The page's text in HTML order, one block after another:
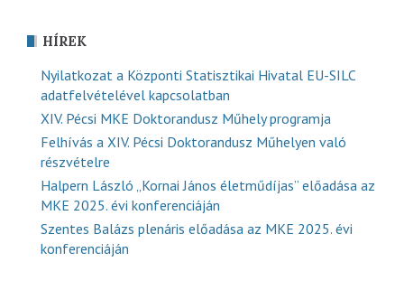
HÍREK
Nyilatkozat a Központi Statisztikai Hivatal EU-SILC
adatfelvételével kapcsolatban
XIV. Pécsi MKE Doktorandusz Műhely programja
Felhívás a XIV. Pécsi Doktorandusz Műhelyen való
részvételre
Halpern László „Kornai János életműdíjas” előadása az
MKE 2025. évi konferenciáján
Szentes Balázs plenáris előadása az MKE 2025. évi
konferenciáján